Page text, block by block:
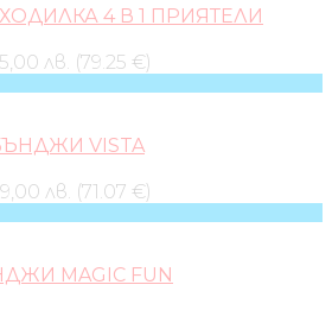
4 В 1 ПРИЯТЕЛИ
лв. (79.25 €)
VISTA
лв. (71.07 €)
MAGIC FUN